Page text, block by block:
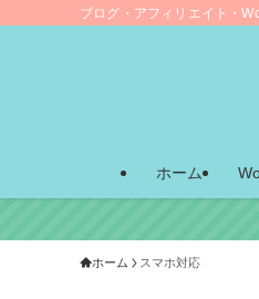
ブログ・アフィリエイト・
ホーム
ホーム スマホ対応